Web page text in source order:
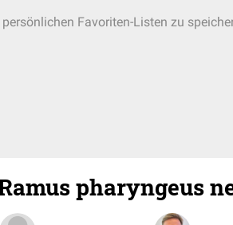
Favoriten-Listen zu
pharyngeus